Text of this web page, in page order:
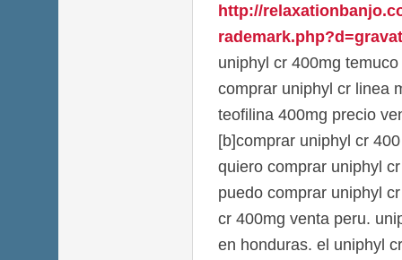
http://
uniphyl cr 400mg
comprar uniphyl cr linea
teofilina 400mg precio
[b]comprar uniphyl cr
quiero comprar uniphyl
puedo comprar uniphyl
cr 400mg venta peru.
en honduras. el uniphyl